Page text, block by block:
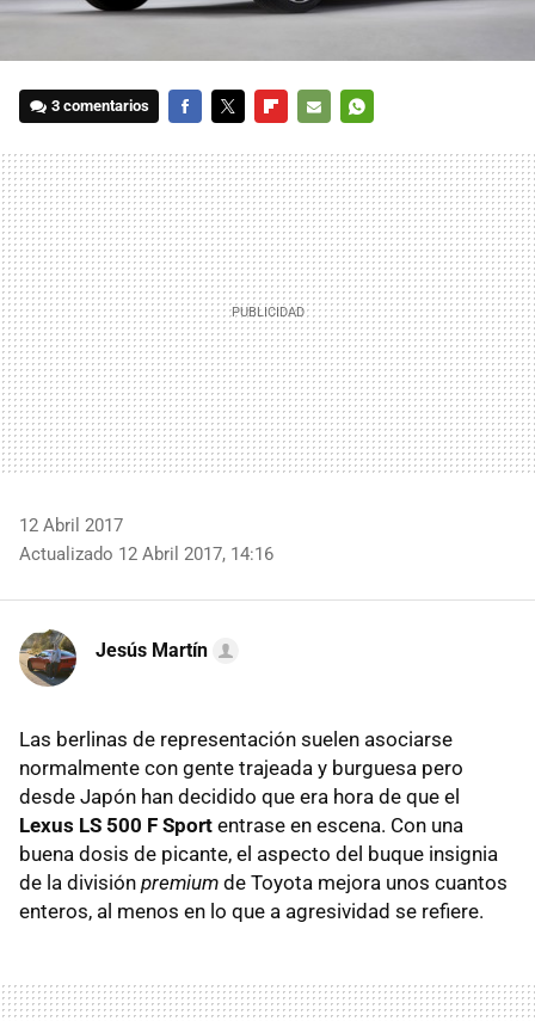
3 comentarios
MAIL
12 Abril 2017
Actualizado 12 Abril 2017, 14:16
Jesús Martín
Las berlinas de representación suelen asociarse
normalmente con gente trajeada y burguesa pero
desde Japón han decidido que era hora de que el
Lexus LS 500 F Sport entrase en escena. Con una
buena dosis de picante, el aspecto del buque insignia
de la división premium de Toyota mejora unos cuantos
enteros, al menos en lo que a agresividad se refiere.